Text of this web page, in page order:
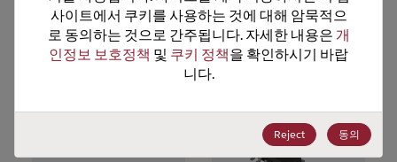
추천 대체 제품
사이트에서 쿠키를 사용하는 것에 대해 암묵적으
로 동의하는 것으로 간주됩니다. 자세한 내용은 개
인정보 보호정책 및 쿠키 정책을 확인하시기 바랍
니다.
Reject 동의